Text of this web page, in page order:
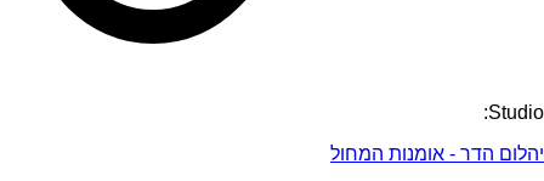
Studio:
יהלום הדר - אומנות המחול